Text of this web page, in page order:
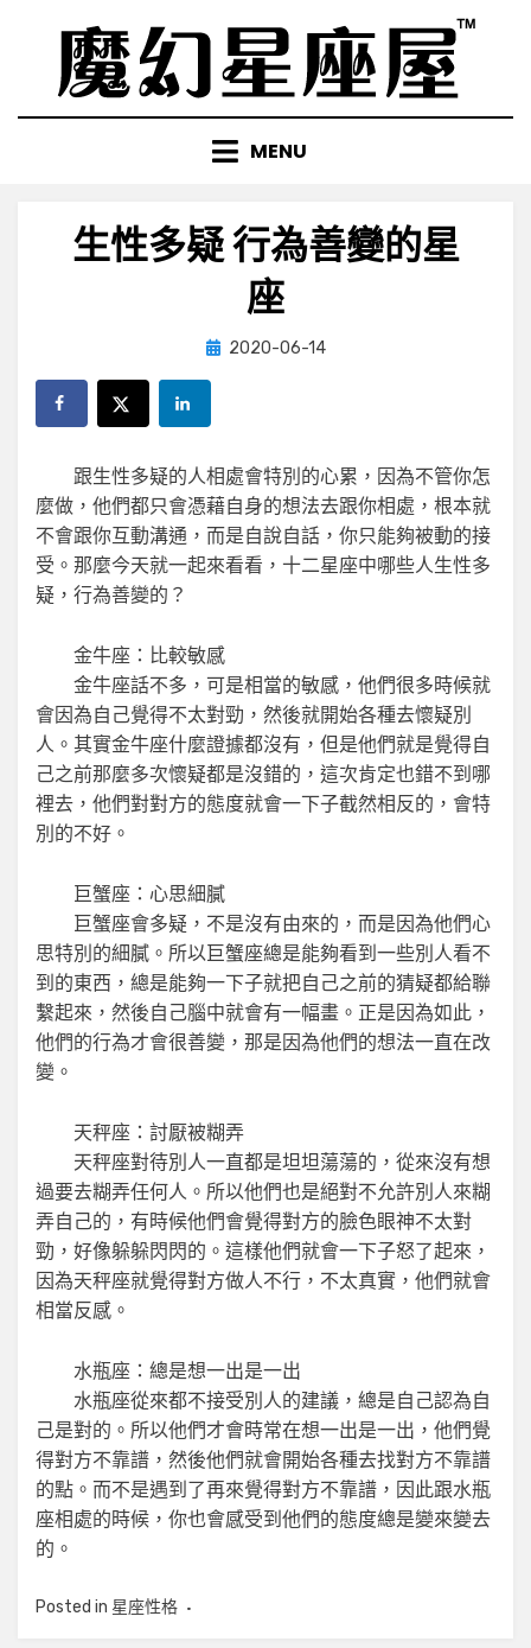
content
MENU
生性多疑 行為善變的星
座
by小編
Posted
2020-06-14
跟生性多疑的人相處會特別的心累，因為不管你怎
麼做，他們都只會憑藉自身的想法去跟你相處，根本就
不會跟你互動溝通，而是自說自話，你只能夠被動的接
受。那麼今天就一起來看看，十二星座中哪些人生性多
疑，行為善變的？
金牛座：比較敏感
金牛座話不多，可是相當的敏感，他們很多時候就
會因為自己覺得不太對勁，然後就開始各種去懷疑別
人。其實金牛座什麼證據都沒有，但是他們就是覺得自
己之前那麼多次懷疑都是沒錯的，這次肯定也錯不到哪
裡去，他們對對方的態度就會一下子截然相反的，會特
別的不好。
巨蟹座：心思細膩
巨蟹座會多疑，不是沒有由來的，而是因為他們心
思特別的細膩。所以巨蟹座總是能夠看到一些別人看不
到的東西，總是能夠一下子就把自己之前的猜疑都給聯
繫起來，然後自己腦中就會有一幅畫。正是因為如此，
他們的行為才會很善變，那是因為他們的想法一直在改
變。
天秤座：討厭被糊弄
天秤座對待別人一直都是坦坦蕩蕩的，從來沒有想
過要去糊弄任何人。所以他們也是絕對不允許別人來糊
弄自己的，有時候他們會覺得對方的臉色眼神不太對
勁，好像躲躲閃閃的。這樣他們就會一下子怒了起來，
因為天秤座就覺得對方做人不行，不太真實，他們就會
相當反感。
水瓶座：總是想一出是一出
水瓶座從來都不接受別人的建議，總是自己認為自
己是對的。所以他們才會時常在想一出是一出，他們覺
得對方不靠譜，然後他們就會開始各種去找對方不靠譜
的點。而不是遇到了再來覺得對方不靠譜，因此跟水瓶
座相處的時候，你也會感受到他們的態度總是變來變去
的。
Posted in 星座性格